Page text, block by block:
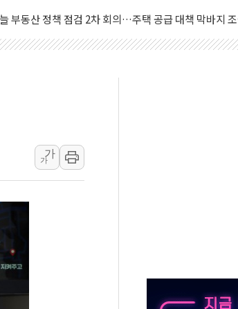
가·금리 부담에 하락…다우 5거래일 랠리 '마침표'
르무즈 해협 재개방 합의 막바지.."美와 직접 협상 없
부동산 정책 점검 2차 회의…주택 공급 대책 막바지 조
라엘 선박 호르무즈 통항 제한 추진…美 "통행 막을 권한
리콘밸리서 젠슨 황 재회…로봇·AI 데이터센터·모빌리
전 특징주...모더나·아이온큐·도어대시↑ VS 샌디스
업이익 N% 성과급 반대…상법·자본시장법 개정 논의"
뷰, 미 주가선물 AI주 차익실현 속 혼조세...웨스턴디
단거리 탄도미사일 발사에 긴급 안보 점검회의
가
가